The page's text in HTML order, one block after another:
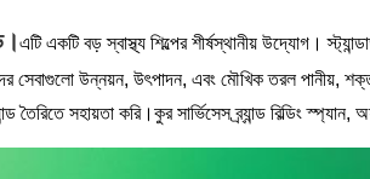
এটি একটি বড় স্বাস্থ্য শিল্পের শীর্ষস্থানীয় উদ্যোগ।
সেবাগুলো উন্নয়ন, উৎপাদন, এবং মৌখিক তরল পানীয়,
সহায়তা করি।কুর সার্ভিসেস ব্র্যান্ড বিল্ডিং